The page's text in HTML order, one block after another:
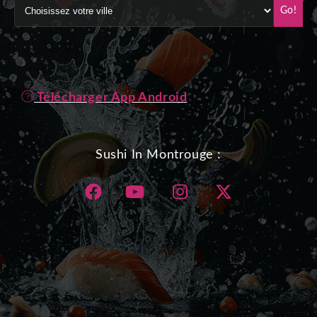
Go!
Télécharger App Android
Sushi In Montrouge :